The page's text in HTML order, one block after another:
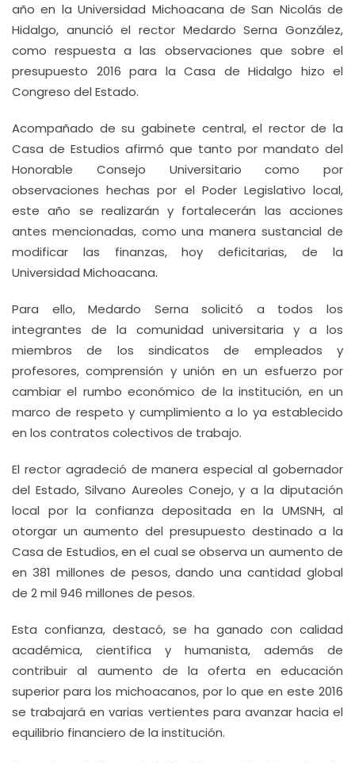
año en la Universidad Michoacana de San Nicolás de
Hidalgo, anunció el rector Medardo Serna González,
como respuesta a las observaciones que sobre el
presupuesto 2016 para la Casa de Hidalgo hizo el
Congreso del Estado.
Acompañado de su gabinete central, el rector de la
Casa de Estudios afirmó que tanto por mandato del
Honorable Consejo Universitario como por
observaciones hechas por el Poder Legislativo local,
este año se realizarán y fortalecerán las acciones
antes mencionadas, como una manera sustancial de
modificar las finanzas, hoy deficitarias, de la
Universidad Michoacana.
Para ello, Medardo Serna solicitó a todos los
integrantes de la comunidad universitaria y a los
miembros de los sindicatos de empleados y
profesores, comprensión y unión en un esfuerzo por
cambiar el rumbo económico de la institución, en un
marco de respeto y cumplimiento a lo ya establecido
en los contratos colectivos de trabajo.
El rector agradeció de manera especial al gobernador
del Estado, Silvano Aureoles Conejo, y a la diputación
local por la confianza depositada en la UMSNH, al
otorgar un aumento del presupuesto destinado a la
Casa de Estudios, en el cual se observa un aumento de
en 381 millones de pesos, dando una cantidad global
de 2 mil 946 millones de pesos.
Esta confianza, destacó, se ha ganado con calidad
académica, científica y humanista, además de
contribuir al aumento de la oferta en educación
superior para los michoacanos, por lo que en este 2016
se trabajará en varias vertientes para avanzar hacia el
equilibrio financiero de la institución.